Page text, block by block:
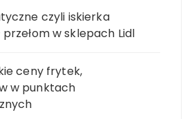
czyli iskierka
w sklepach Lidl
ceny frytek,
w punktach